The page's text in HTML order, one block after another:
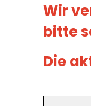
Wir
bitte
Die